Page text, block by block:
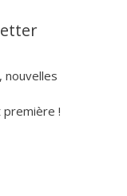
nouvelles
première !